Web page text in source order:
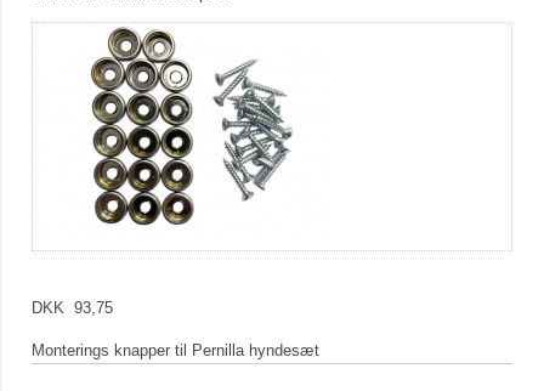
DKK 93,75
Monterings knapper til Pernilla hyndesæt